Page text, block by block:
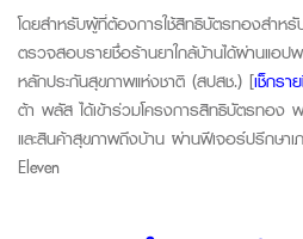
โดยสำหรับผู้ที่ต้องการใช้สิทธิบัตรทองสำห
ตรวจสอบรายชื่อร้านยาใกล้บ้านได้ผ่านแอป
หลักประกันสุขภาพแห่งชาติ (สปสช.) [เช็กรา
ต้า พลัส ได้เข้าร่วมโครงการสิทธิบัตรทอง
และสินค้าสุขภาพถึงบ้าน ผ่านฟีเจอร์ปรึกษา
Eleven